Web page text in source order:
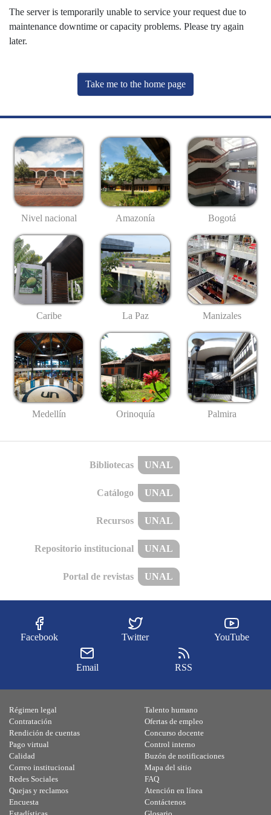
The server is temporarily unable to service your request due to
maintenance downtime or capacity problems. Please try again
later.
Take me to the home page
Nivel nacional Amazonía Bogotá
Caribe La Paz Manizales
Medellín Orinoquía Palmira
Bibliotecas UNAL
Catálogo UNAL
Recursos UNAL
Repositorio institucional UNAL
Portal de revistas UNAL
Facebook Twitter YouTube
Email RSS
Régimen legal
Contratación
Rendición de cuentas
Pago virtual
Calidad
Talento humano
Ofertas de empleo
Concurso docente
Control interno
Buzón de notificaciones
Correo institucional
Redes Sociales
Quejas y reclamos
Encuesta
Mapa del sitio
FAQ
Atención en línea
Contáctenos